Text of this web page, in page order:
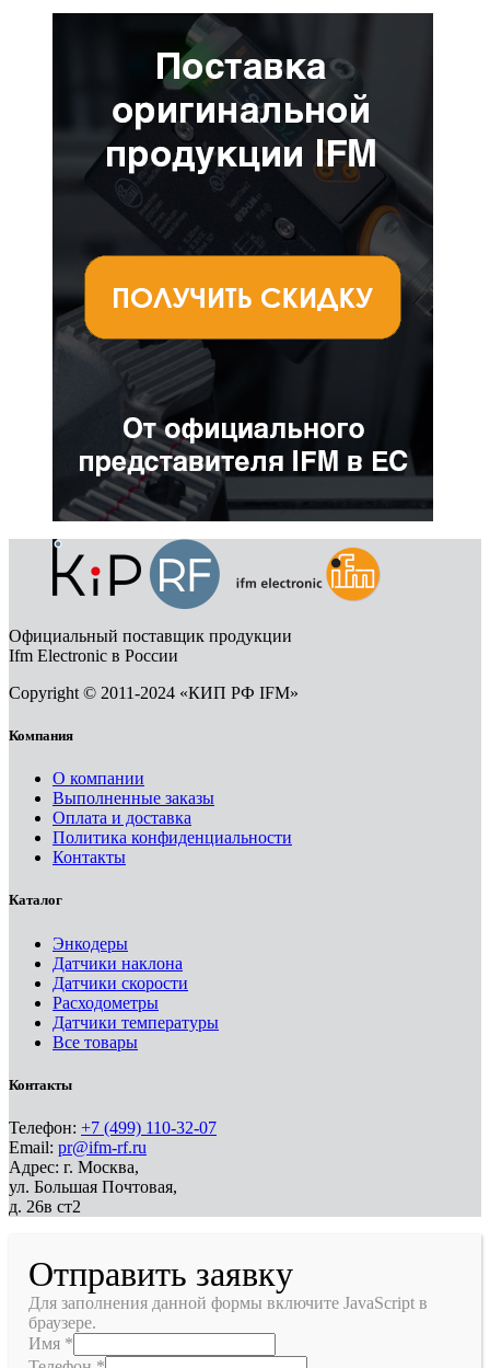
Официальный поставщик продукции
Ifm Electronic в России
Copyright © 2011-2024 «КИП РФ IFM»
Компания
О компании
Выполненные заказы
Оплата и доставка
Политика конфиденциальности
Контакты
Каталог
Энкодеры
Датчики наклона
Датчики скорости
Расходометры
Датчики температуры
Все товары
Контакты
Телефон: +7 (499) 110-32-07
Email: pr@ifm-rf.ru
Адрес: г. Москва,
ул. Большая Почтовая,
д. 26в ст2
Отправить заявку
Для заполнения данной формы включите JavaScript в
браузере.
Имя *